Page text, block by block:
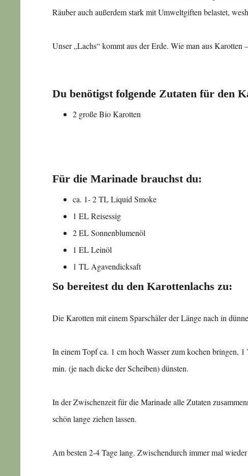
Räuber auch außerdem stark mit Umweltgiften belastet,
Unser „Lachs“ kommt aus der Erde. Wie man aus Karotten
Du benötigst folgende Zutaten für den
2 große Bio Karotten
Für die Marinade brauchst du:
ca. 1- 2 TL Liquid Smoke
1 EL Reisessig
2 EL Sonnenblumenöl
1 EL Leinöl
1 TL Agavendicksaft
So bereitest du den Karottenlachs zu:
Die Karotten mit einem Sparschäler der Länge nach in
In einem Topf ca. 1 cm hoch Wasser zum kochen bringen,
min. (je nach dicke der Scheiben) dünsten.
In der Zwischenzeit für die Marinade alle Zutaten
schön lange ziehen lassen.
Am besten 2-4 Tage lang. Zwischendurch immer mal